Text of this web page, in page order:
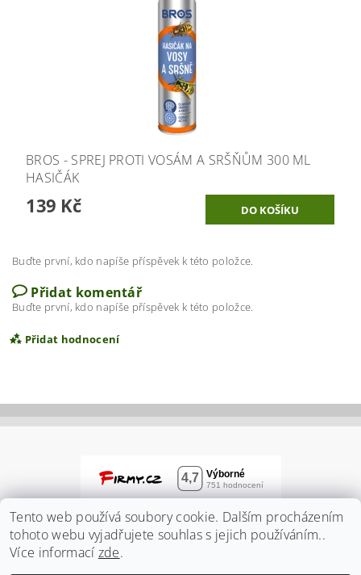
BROS - SPREJ PROTI VOSÁM A SRŠŇŮM 300 ML
HASIČÁK
139 Kč
Buďte první, kdo napíše příspěvek k této položce.
Přidat komentář
Buďte první, kdo napíše příspěvek k této položce.
Přidat hodnocení
Tento web používá soubory cookie. Dalším procházením
tohoto webu vyjadřujete souhlas s jejich používáním..
Více informací zde.